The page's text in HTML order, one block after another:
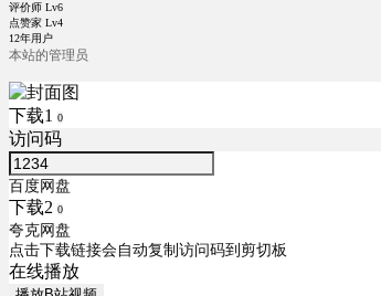
评价师 Lv6
点赞家 Lv4
12年用户
本站的管理员
下载1 0
访问码
百度网盘
下载2 0
夸克网盘
点击下载链接会自动复制访问码到剪切板
在线播放